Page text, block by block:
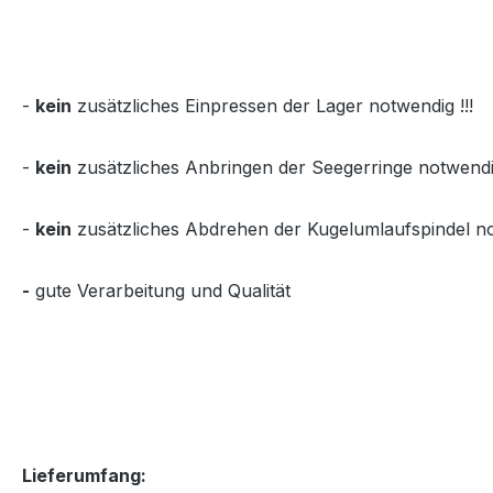
- kein zusätzliches Einpressen der Lager notwendig !!!
- kein zusätzliches Anbringen der Seegerringe
- kein zusätzliches Abdrehen der Kugelumlaufspindel
- gute Verarbeitung und Qualität
Lieferumfang: